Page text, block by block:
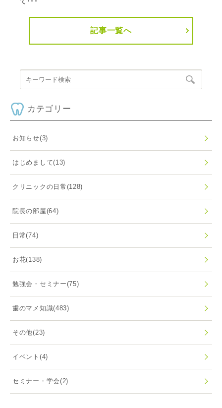
記事一覧へ
カテゴリー
お知らせ(3)
はじめまして(13)
クリニックの日常(128)
院長の部屋(64)
日常(74)
お花(138)
勉強会・セミナー(75)
歯のマメ知識(483)
その他(23)
イベント (4)
セミナー・学会(2)